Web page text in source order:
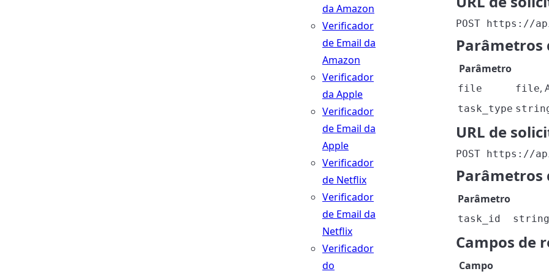
da Amazon
Verificador
de Email da
Amazon
Verificador
da Apple
Verificador
de Email da
Apple
Verificador
de Netflix
Verificador
de Email da
Netflix
Verificador
do
POST https://
Parâmetros
Parâmetro
file file,
task_type
URL de
POST https://
Parâmetros
Parâmetro
task_id string
Campos de
Campo